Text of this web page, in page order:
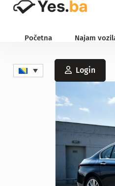
Početna Najam
Login